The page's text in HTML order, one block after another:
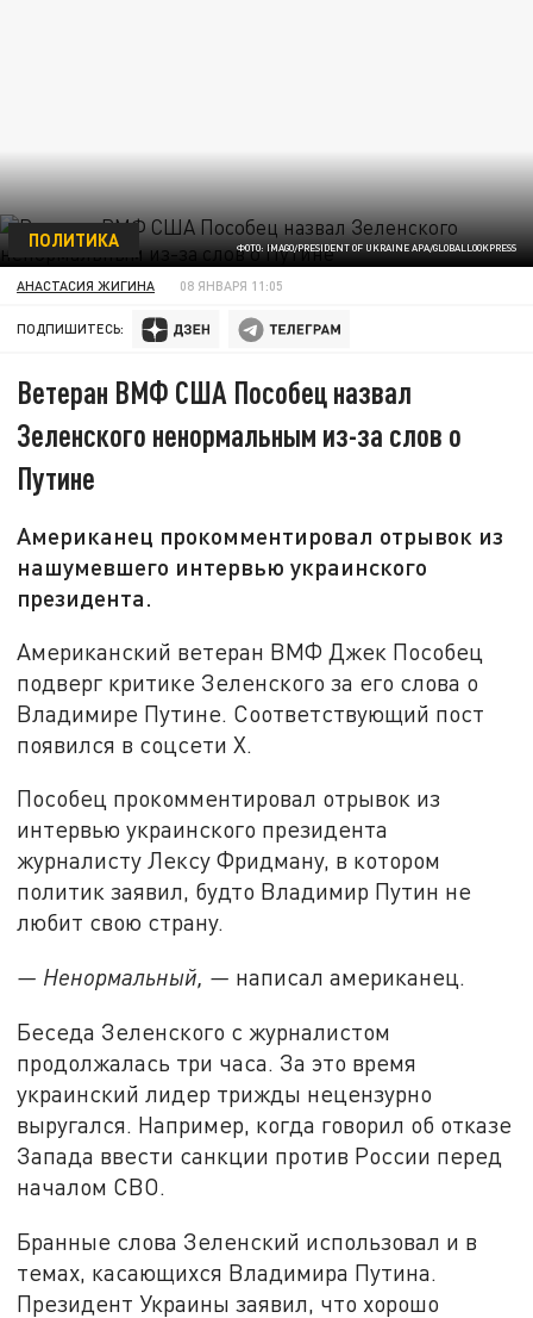
ФОТО: IMAGO/PRESIDENT OF UKRAINE APA/GLOBALLOOKPRESS
ПОЛИТИКА
АНАСТАСИЯ ЖИГИНА 08 ЯНВАРЯ 11:05
ПОДПИШИТЕСЬ:
Ветеран ВМФ США Пособец назвал
Зеленского ненормальным из-за слов о
Путине
Американец прокомментировал отрывок из
нашумевшего интервью украинского
президента.
Американский ветеран ВМФ Джек Пособец
подверг критике Зеленского за его слова о
Владимире Путине. Соответствующий пост
появился в соцсети Х.
Пособец прокомментировал отрывок из
интервью украинского президента
журналисту Лексу Фридману, в котором
политик заявил, будто Владимир Путин не
любит свою страну.
— Ненормальный, — написал американец.
Беседа Зеленского с журналистом
продолжалась три часа. За это время
украинский лидер трижды нецензурно
выругался. Например, когда говорил об отказе
Запада ввести санкции против России перед
началом СВО.
Бранные слова Зеленский использовал и в
темах, касающихся Владимира Путина.
Президент Украины заявил, что хорошо